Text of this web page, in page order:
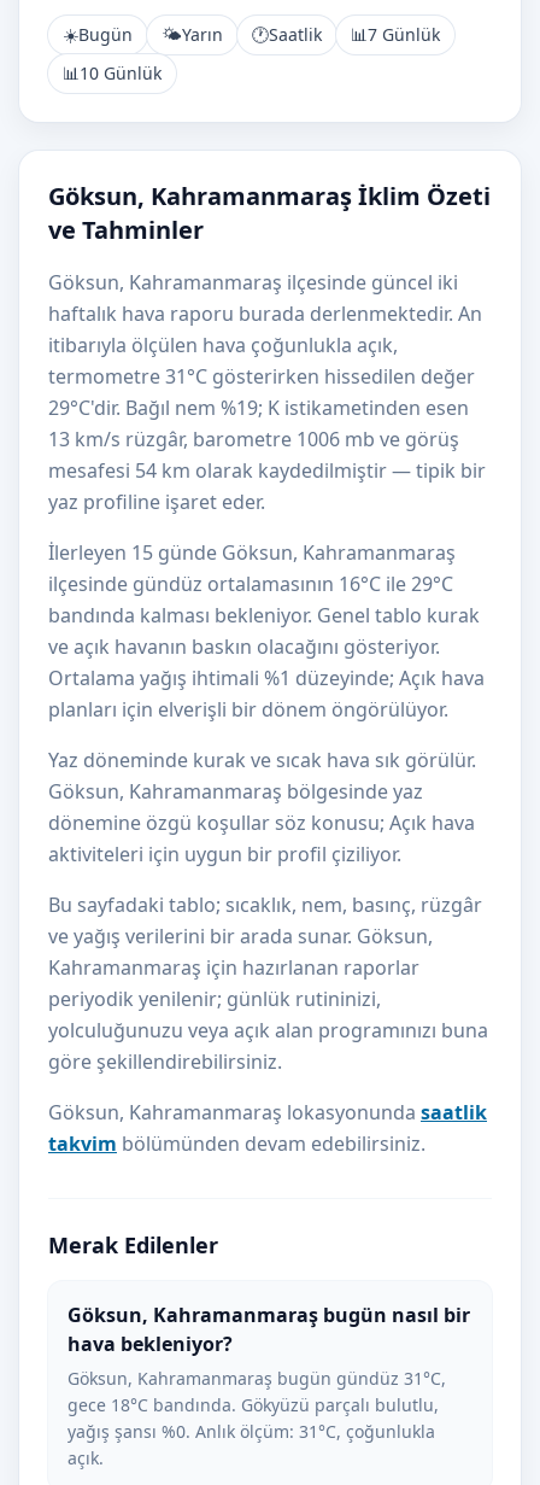
☀️Bugün 🌤️Yarın 🕐Saatlik 📊7 Günlük
📊10 Günlük
Göksun, Kahramanmaraş İklim Özeti
ve Tahminler
Göksun, Kahramanmaraş ilçesinde güncel iki
haftalık hava raporu burada derlenmektedir. An
itibarıyla ölçülen hava çoğunlukla açık,
termometre 31°C gösterirken hissedilen değer
29°C'dir. Bağıl nem %19; K istikametinden esen
13 km/s rüzgâr, barometre 1006 mb ve görüş
mesafesi 54 km olarak kaydedilmiştir — tipik bir
yaz profiline işaret eder.
İlerleyen 15 günde Göksun, Kahramanmaraş
ilçesinde gündüz ortalamasının 16°C ile 29°C
bandında kalması bekleniyor. Genel tablo kurak
ve açık havanın baskın olacağını gösteriyor.
Ortalama yağış ihtimali %1 düzeyinde; Açık hava
planları için elverişli bir dönem öngörülüyor.
Yaz döneminde kurak ve sıcak hava sık görülür.
Göksun, Kahramanmaraş bölgesinde yaz
dönemine özgü koşullar söz konusu; Açık hava
aktiviteleri için uygun bir profil çiziliyor.
Bu sayfadaki tablo; sıcaklık, nem, basınç, rüzgâr
ve yağış verilerini bir arada sunar. Göksun,
Kahramanmaraş için hazırlanan raporlar
periyodik yenilenir; günlük rutininizi,
yolculuğunuzu veya açık alan programınızı buna
göre şekillendirebilirsiniz.
Göksun, Kahramanmaraş lokasyonunda saatlik
takvim bölümünden devam edebilirsiniz.
Merak Edilenler
Göksun, Kahramanmaraş bugün nasıl bir
hava bekleniyor?
Göksun, Kahramanmaraş bugün gündüz 31°C,
gece 18°C bandında. Gökyüzü parçalı bulutlu,
yağış şansı %0. Anlık ölçüm: 31°C, çoğunlukla
açık.